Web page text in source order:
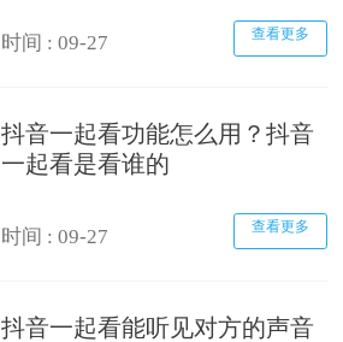
时间 : 09-27 查看更多
抖音一起看功能怎么用？抖音
一起看是看谁的
时间 : 09-27 查看更多
抖音一起看能听见对方的声音